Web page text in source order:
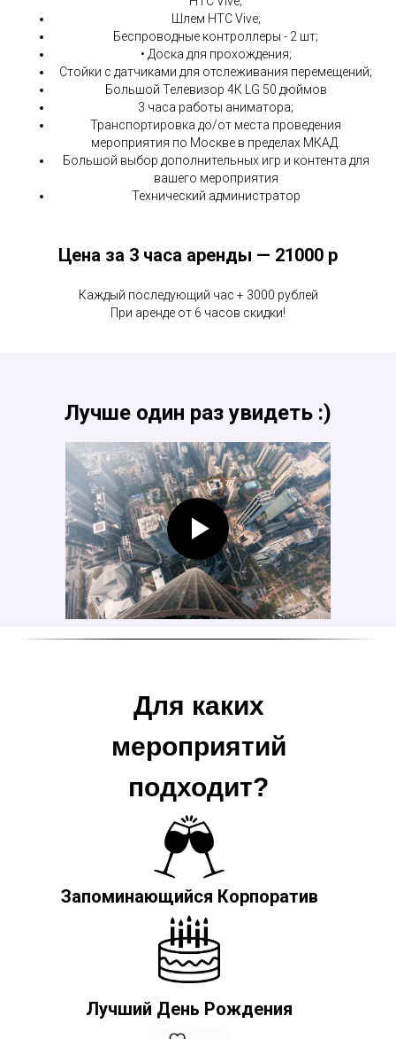
Шлем HTC Vive;
Беспроводные контроллеры - 2 шт;
• Доска для прохождения;
Стойки с датчиками для отслеживания перемещений;
Большой Телевизор 4К LG 50 дюймов
3 часа работы аниматора;
Транспортировка до/от места проведения
мероприятия по Москве в пределах МКАД.
Большой выбор дополнительных игр и контента для
вашего мероприятия
Технический администратор
Цена за 3 часа аренды — 21000 р
Каждый последующий час + 3000 рублей
При аренде от 6 часов скидки!
Лучше один раз увидеть :)
Запоминающийся Корпоратив
Для каких
мероприятий
подходит?
Лучший День Рождения